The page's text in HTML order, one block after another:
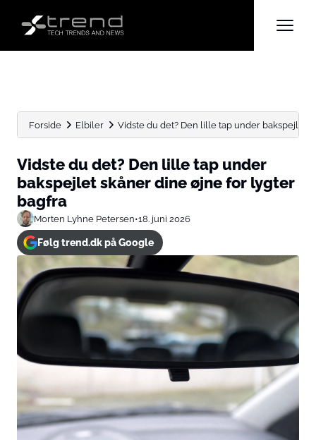
Forside Elbiler Vidste du det? Den lille tap under bakspejlet
Vidste du det? Den lille tap under
bakspejlet skåner dine øjne for lygter
bagfra
Morten Lyhne Petersen•18. juni 2026
Følg trend.dk på Google